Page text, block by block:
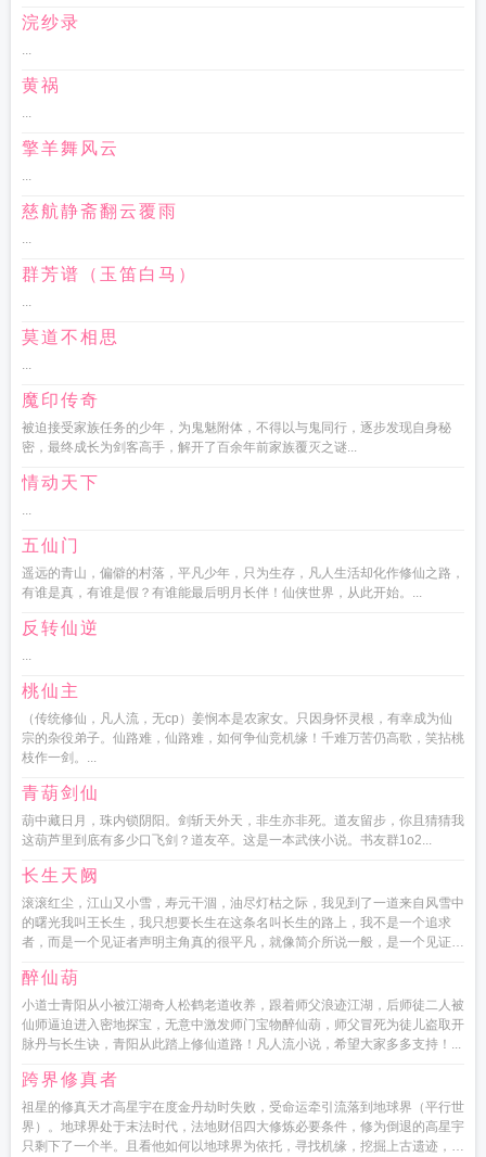
浣纱录
...
黄祸
...
擎羊舞风云
...
慈航静斋翻云覆雨
...
群芳谱（玉笛白马）
...
莫道不相思
...
魔印传奇
被迫接受家族任务的少年，为鬼魅附体，不得以与鬼同行，逐步发现自身秘
密，最终成长为剑客高手，解开了百余年前家族覆灭之谜...
情动天下
...
五仙门
遥远的青山，偏僻的村落，平凡少年，只为生存，凡人生活却化作修仙之路，
有谁是真，有谁是假？有谁能最后明月长伴！仙侠世界，从此开始。...
反转仙逆
...
桃仙主
（传统修仙，凡人流，无cp）姜悯本是农家女。只因身怀灵根，有幸成为仙
宗的杂役弟子。仙路难，仙路难，如何争仙竞机缘！千难万苦仍高歌，笑拈桃
枝作一剑。...
青葫剑仙
葫中藏日月，珠内锁阴阳。剑斩天外天，非生亦非死。道友留步，你且猜猜我
这葫芦里到底有多少口飞剑？道友卒。这是一本武侠小说。书友群1o2...
长生天阙
滚滚红尘，江山又小雪，寿元干涸，油尽灯枯之际，我见到了一道来自风雪中
的曙光我叫王长生，我只想要长生在这条名叫长生的路上，我不是一个追求
者，而是一个见证者声明主角真的很平凡，就像简介所说一般，是一个见证
醉仙葫
小道士青阳从小被江湖奇人松鹤老道收养，跟着师父浪迹江湖，后师徒二人被
仙师逼迫进入密地探宝，无意中激发师门宝物醉仙葫，师父冒死为徒儿盗取开
脉丹与长生诀，青阳从此踏上修仙道路！凡人流小说，希望大家多多支持！...
跨界修真者
祖星的修真天才高星宇在度金丹劫时失败，受命运牵引流落到地球界（平行世
界）。地球界处于末法时代，法地财侣四大修炼必要条件，修为倒退的高星宇
只剩下了一个半。且看他如何以地球界为依托，寻找机缘，挖掘上古遗迹，闯